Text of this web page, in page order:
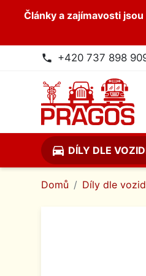
Články a zajímavosti
phone +420 737 898
directions_car DÍLY DLE
Domů Díly dle